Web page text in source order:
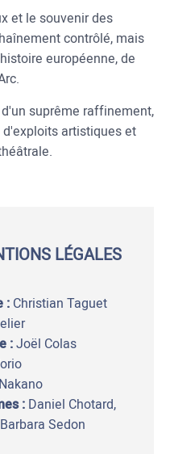
et le souvenir des
contrôlé, mais
européenne, de
suprême raffinement,
artistiques et
LÉGALES
: Christian Taguet
:Joël Colas
: Daniel Chotard,
Sedon